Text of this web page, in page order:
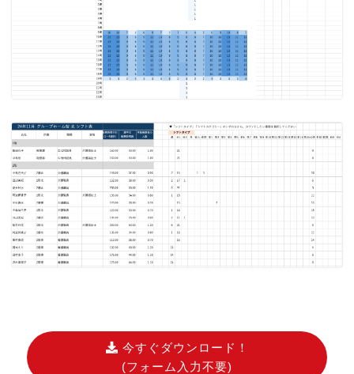
今すぐダウンロード！
(フォーム入力不要)